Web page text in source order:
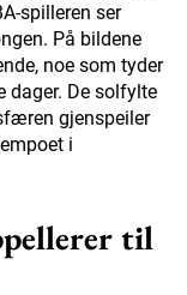
spilleren ser
På bildene
noe som tyder
dager. De solfylte
gjenspeiler
i
til